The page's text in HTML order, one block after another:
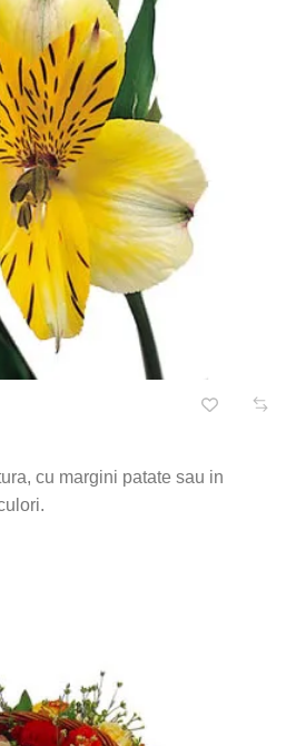
cu margini patate sau in